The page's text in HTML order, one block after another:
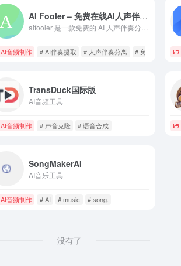
AI Fooler – 免费在线AI人声伴奏分离工具
AI音频制作 # AI伴奏提取 # 人声伴奏分离 # 免费音轨分离
TransDuck国际版
AI音频工具
AI音频制作 # 声音克隆 # 语音合成
SongMakerAI
AI音乐工具
AI音频制作 # AI # music # song.
没有了